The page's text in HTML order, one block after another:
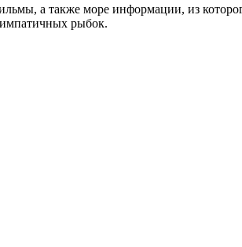
а также море информации, из
рыбок.